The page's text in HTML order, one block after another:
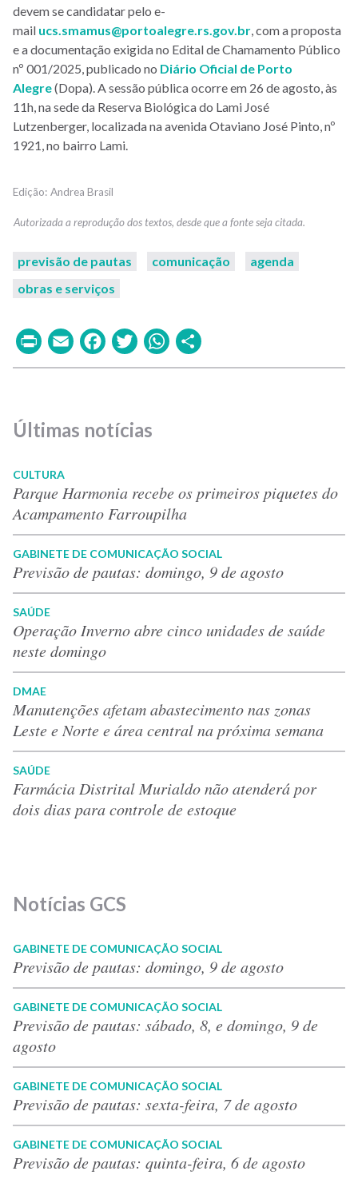
devem se candidatar pelo e-
mail ucs.smamus@portoalegre.rs.gov.br , com a proposta
e a documentação exigida no Edital de Chamamento Público
nº 001/2025, publicado no Diário Oficial de Porto
Alegre(Dopa). A sessão pública ocorre em 26 de agosto, às
11h, na sede da Reserva Biológica do Lami José
Lutzenberger, localizada na avenida Otaviano José Pinto, nº
1921, no bairro Lami.
Andrea Brasil
previsão de pautas comunicação
agenda
obras e serviços
PrintEmailFacebook
TwitterWhatsApp
Últimas notícias
CULTURA
Parque Harmonia recebe os primeiros piquetes do
Acampamento Farroupilha
GABINETE DE COMUNICAÇÃO SOCIAL
Previsão de pautas: domingo, 9 de agosto
SAÚDE
Operação Inverno abre cinco unidades de saúde
neste domingo
DMAE
Manutenções afetam abastecimento nas zonas
Leste e Norte e área central na próxima semana
SAÚDE
Farmácia Distrital Murialdo não atenderá por
dois dias para controle de estoque
Notícias GCS
GABINETE DE COMUNICAÇÃO SOCIAL
Previsão de pautas: domingo, 9 de agosto
GABINETE DE COMUNICAÇÃO SOCIAL
Previsão de pautas: sábado, 8, e domingo, 9 de
agosto
GABINETE DE COMUNICAÇÃO SOCIAL
Previsão de pautas: sexta-feira, 7 de agosto
GABINETE DE COMUNICAÇÃO SOCIAL
Previsão de pautas: quinta-feira, 6 de agosto